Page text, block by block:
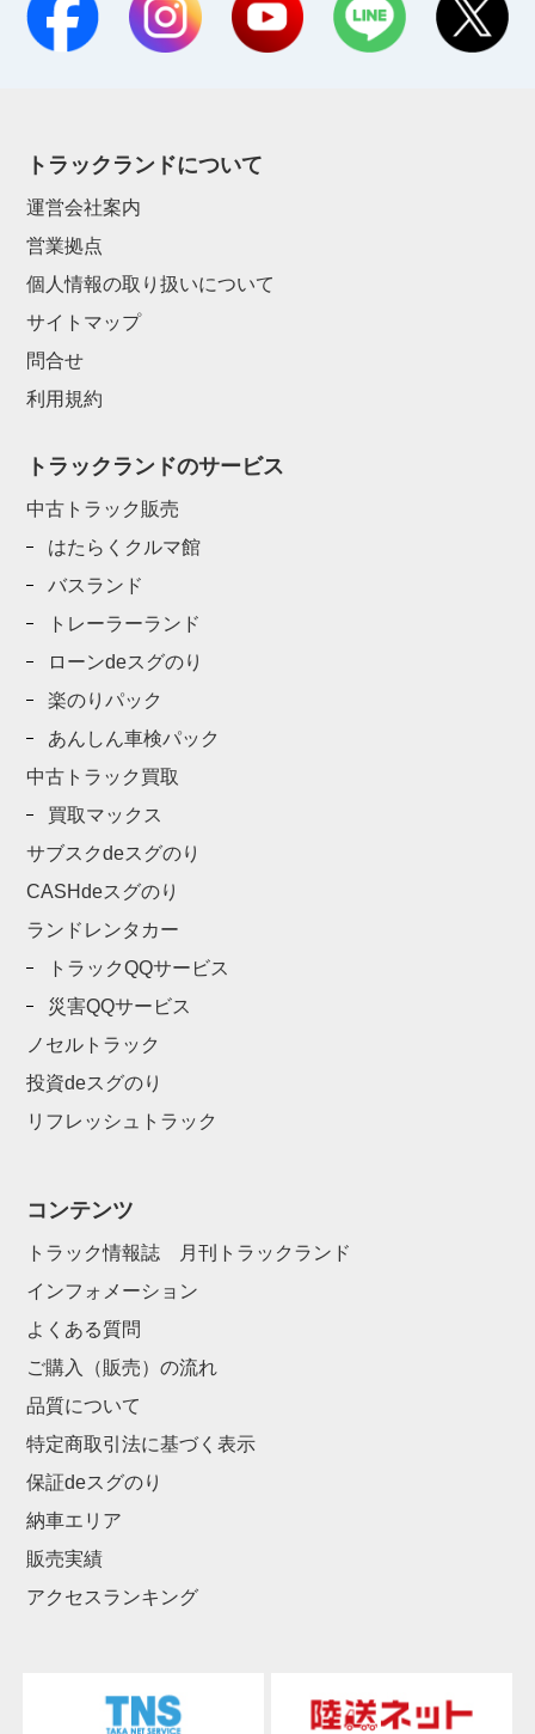
トラックランドについて
運営会社案内
営業拠点
個人情報の取り扱いについて
サイトマップ
問合せ
利用規約
トラックランドのサービス
中古トラック販売
はたらくクルマ館
バスランド
トレーラーランド
ローンdeスグのり
楽のりパック
あんしん車検パック
中古トラック買取
買取マックス
サブスクdeスグのり
CASHdeスグのり
ランドレンタカー
トラックQQサービス
災害QQサービス
ノセルトラック
投資deスグのり
リフレッシュトラック
コンテンツ
トラック情報誌 月刊トラックランド
インフォメーション
よくある質問
ご購入（販売）の流れ
品質について
特定商取引法に基づく表示
保証deスグのり
納車エリア
販売実績
アクセスランキング